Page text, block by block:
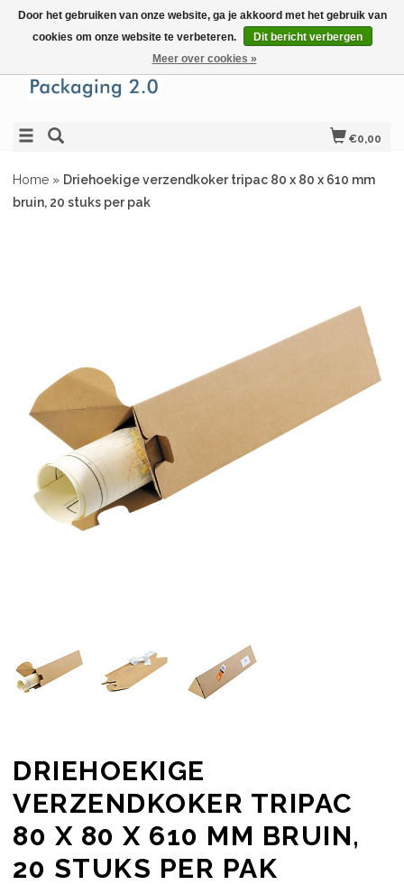
€0,00
Home » Driehoekige verzendkoker tripac 80 x 80 x 610 mm
bruin, 20 stuks per pak
DRIEHOEKIGE
VERZENDKOKER TRIPAC
80 X 80 X 610 MM BRUIN,
20 STUKS PER PAK
Door het gebruiken van onze website, ga je akkoord met het gebruik van
cookies om onze website te verbeteren.
Dit bericht verbergen
Meer over cookies »